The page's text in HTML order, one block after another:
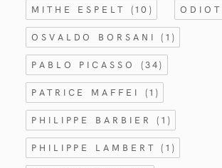
MITHE ESPELT (10) ODIOT
OSVALDO BORSANI(1)
PABLO PICASSO (34)
PATRICE MAFFEI (1)
PHILIPPE BARBIER(1)
PHILIPPE LAMBERT(1)